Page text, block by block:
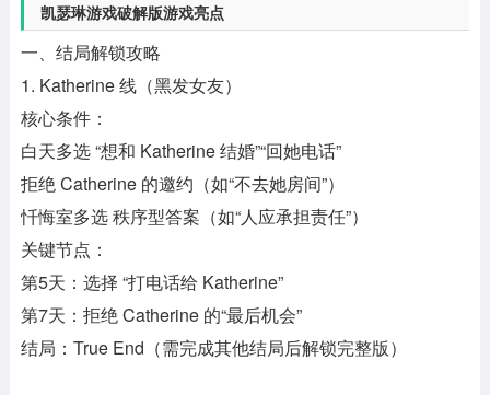
凯瑟琳游戏破解版游戏亮点
一、结局解锁攻略
1. Katherine 线（黑发女友）
核心条件：
白天多选 “想和 Katherine 结婚”“回她电话”
拒绝 Catherine 的邀约（如“不去她房间”）
忏悔室多选 秩序型答案（如“人应承担责任”）
关键节点：
第5天：选择 “打电话给 Katherine”
第7天：拒绝 Catherine 的“最后机会”
结局：True End（需完成其他结局后解锁完整版）